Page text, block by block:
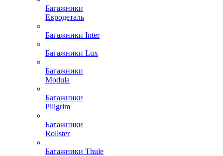
Багажники
Евродеталь
Багажники Inter
Багажники Lux
Багажники
Modula
Багажники
Piligrim
Багажники
Rollster
Багажники Thule